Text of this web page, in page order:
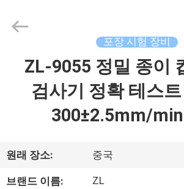
동
Dongguan
Zhongli
포장 시험 장비
ZL-9055 정밀 종이
검사기 정확 테스
300±2.5mm/
원래 장소: 중국
브랜드 이름: ZL